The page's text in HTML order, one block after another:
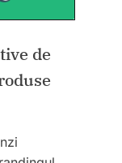
de